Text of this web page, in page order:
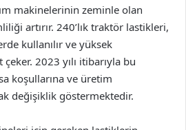
makinelerinin zeminle olan
artırır. 240’lık traktör lastikleri,
kullanılır ve yüksek
çeker. 2023 yılı itibarıyla bu
koşullarına ve üretim
değişiklik göstermektedir.